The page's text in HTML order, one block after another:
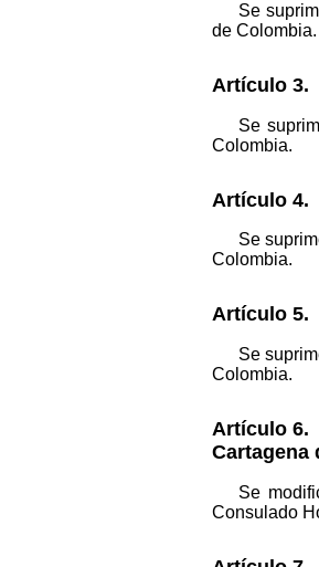
Se
de Colombia.
Artículo 3.
Se
Colombia.
Artículo 4.
Se
Colombia.
Artículo 5.
Se
Colombia.
Artículo 6.
Cartagena
Se
Consulado